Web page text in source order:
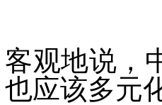
客观地说，
也应该多元